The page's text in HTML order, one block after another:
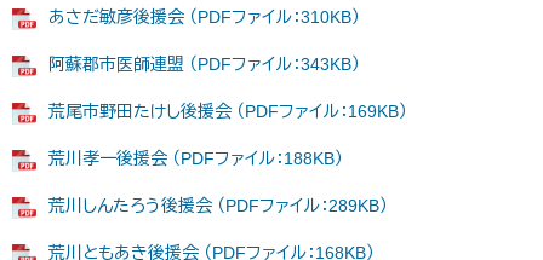
あさだ敏彦後援会 （PDFファイル：310KB）
阿蘇郡市医師連盟 （PDFファイル：343KB）
荒尾市野田たけし後援会 （PDFファイル：169KB）
荒川孝一後援会 （PDFファイル：188KB）
荒川しんたろう後援会 （PDFファイル：289KB）
荒川ともあき後援会 （PDFファイル：168KB）